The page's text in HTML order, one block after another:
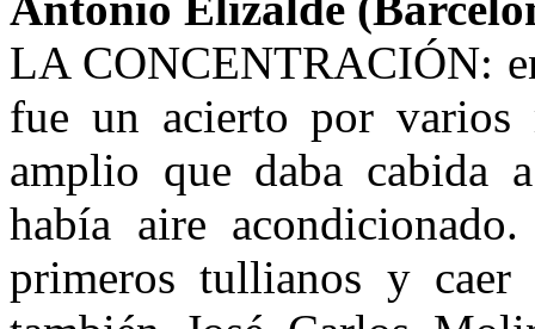
LA CONCENTRACIÓN:
fue un acierto por
amplio que daba cabida
había aire
primeros tullianos y caer